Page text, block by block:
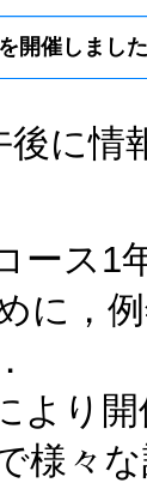
開催しました
後に
ース1
に，
より
様々